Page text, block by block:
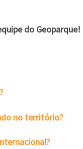
do Geoparque!
no território?